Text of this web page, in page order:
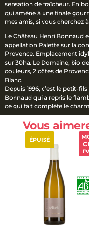
sensation de fraîcheur. En
qui amène à une finale
mes amis, si vous cherchez
Le Château Henri Bonnaud
appellation Palette sur la
Provence. Emplacement
sur 30ha. Le Domaine, bio
couleurs, 2 côtes de
Blanc.
Depuis 1996, c’est le petit-
Bonnaud qui a repris le
ce qui fait complète le
Vous
ÉPUISÉ